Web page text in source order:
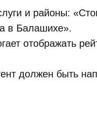
и районы:
в Балашихе».
отображать
должен быть